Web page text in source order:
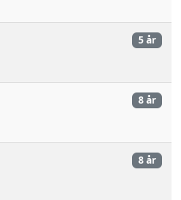
5 år
8 år
8 år